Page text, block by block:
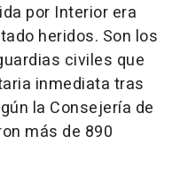
por Interior era
heridos. Son los
civiles que
inmediata tras
la Consejería de
más de 890